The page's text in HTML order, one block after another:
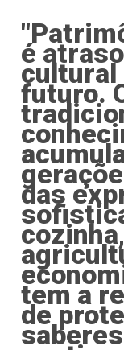
é
cultural
futuro.
das
tem a
de